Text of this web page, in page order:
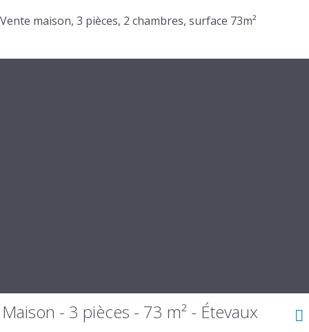
Vente maison, 3 pièces, 2 chambres, surface 73m²
Maison - 3 pièces - 73 m² - Étevaux